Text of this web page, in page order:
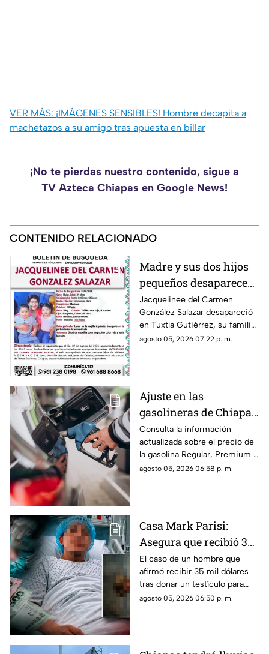
VER MÁS: ¡IMÁGENES SENSIBLES! Hombre decapita a
machetazos a su amigo tras apuesta en billar
¡No te pierdas nuestro contenido, sigue a
TV Azteca Chiapas en Google News!
CONTENIDO RELACIONADO
Madre y sus dos hijos
pequeños desaparecen
en Tuxtla Gutiérrez ¡Su
esposo levantó una
ficha de busqueda!
Jacquelinee del Carmen
González Salazar desapareció
en Tuxtla Gutiérrez, su familia
lo busca, por lo que han
agosto 05, 2026 07:22 p. m.
Ajuste en las
gasolineras de Chiapas:
Precio de la Magna,
Premium y Diésel este
jueves 6 de agosto
Consulta la información
actualizada sobre el precio de
la gasolina Regular, Premium y
Diésel en las estaciones de
agosto 05, 2026 06:58 p. m.
Casa Mark Parisi:
Asegura que recibió 35
mil dólares por donar
un t3stícul0
El caso de un hombre que
afirmó recibir 35 mil dólares
tras donar un testículo para
investigación científica volvió
agosto 05, 2026 06:50 p. m.